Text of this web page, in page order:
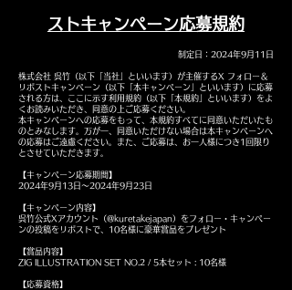
ストキャンペーン応募規約
制定日：2024年9月11日
株式会社 呉竹（以下「当社」といいます）が主催するX フォロー＆
リポストキャンペーン（以下「本キャンペーン」といいます）に応募
される方は、ここに示す利用規約（以下「本規約」といいます）をよ
くお読みいただき、同意の上ご応募ください。
本キャンペーンへの応募をもって、本規約すべてに同意いただいたも
のとみなします。万が一、同意いただけない場合は本キャンペーンへ
の応募はご遠慮ください。また、ご応募は、お一人様につき1回限り
とさせていただきます。
【キャンペーン応募期間】
2024年9月13日～2024年9月23日
【キャンペーン内容】
呉竹公式Xアカウント（@kuretakejapan）をフォロー・キャンペー
ンの投稿をリポストで、10名様に豪華賞品をプレゼント
【賞品内容】
ZIG ILLUSTRATION SET NO.2 / 5本セット : 10名様
【応募資格】